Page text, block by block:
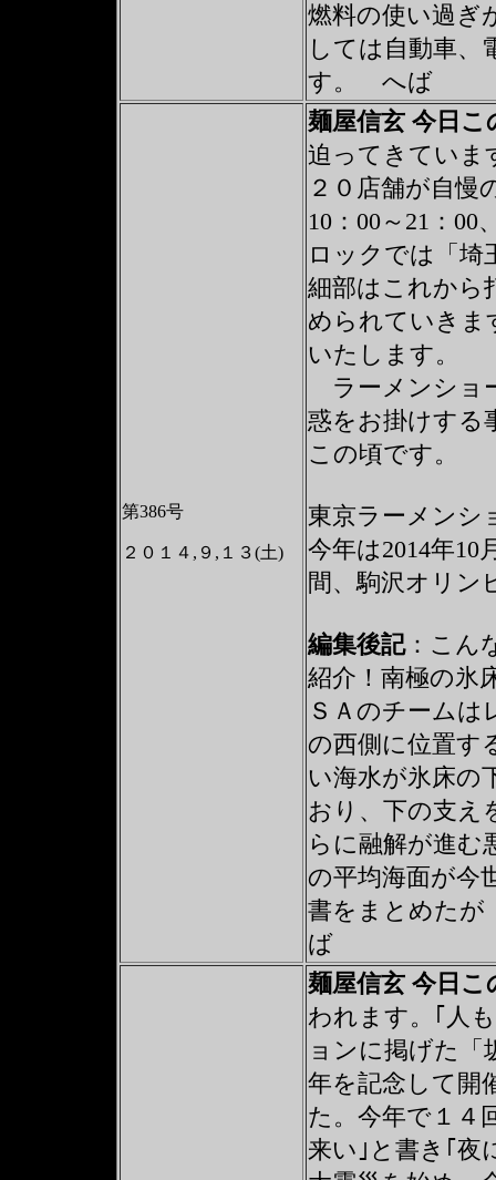
燃料の使い過ぎ
しては自動車、
す。 へば
第386号
２０１４,９,１３(土)
麺屋信玄 今日
迫ってきていま
２０店舗が自慢
10：00～21：
ロックでは「埼
細部はこれから
められていきま
いたします。
ラーメンショ
惑をお掛けする
この頃です。
東京ラーメンシ
今年は2014年10
間、駒沢オリン
編集後記： こん
紹介！南極の氷
ＳＡのチームは
の西側に位置す
い海水が氷床の
おり、下の支え
らに融解が進む
の平均海面が今
書をまとめた
ば
麺屋信玄 今日
われます。｢人
ョンに掲げた「
年を記念して開
た。今年で１４
来い｣と書き｢夜